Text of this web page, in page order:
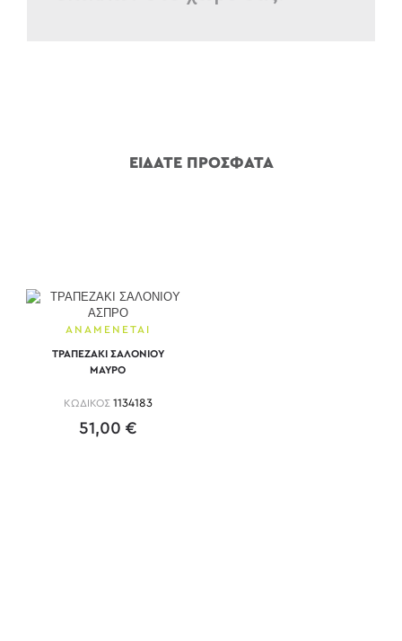
ΕΙΔΑΤΕ ΠΡΟΣΦΑΤΑ
ΑΝΑΜΕΝΕΤΑΙ
ΤΡΑΠΕΖΑΚΙ ΣΑΛΟΝΙΟΥ
ΜΑΥΡΟ
ΚΩΔΙΚΟΣ 1134183
51,00 €